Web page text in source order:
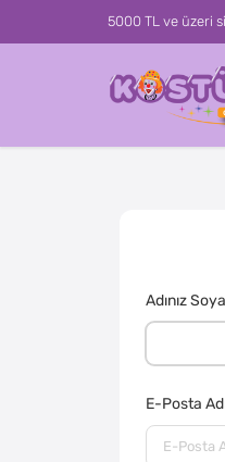
5000 TL ve üzeri
Adınız
E-Posta